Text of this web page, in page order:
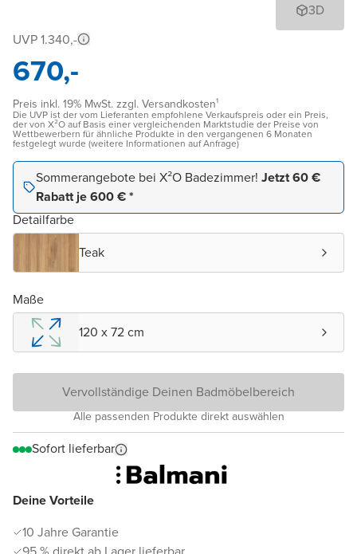
3D
Deine Vorteile
10 Jahre Garantie
UVP 1.340,-
670,-
Preis inkl. 19% MwSt. zzgl. Versandkosten¹
Die UVP ist der vom Lieferanten empfohlene Verkaufspreis oder ein Preis,
der von X²O auf Basis einer vergleichenden Marktstudie der Preise von
Wettbewerbern für ähnliche Produkte in den vergangenen 6 Monaten
festgelegt wurde (weitere Informationen auf Anfrage)
Sommerangebote bei X²O Badezimmer! Jetzt 60 €
Rabatt je 600 € *
Detailfarbe
Teak
Maße
120 x 72 cm
Vervollständige Deinen Badmöbelbereich
Alle passenden Produkte direkt auswählen
Sofort lieferbar